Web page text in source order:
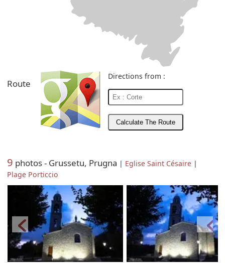
Route
Directions from :
9 photos - Grussetu, Prugna | Eglise Saint Césaire |
Plage Porticcio